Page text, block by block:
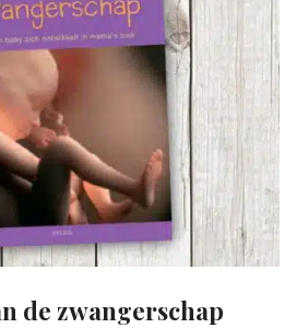
de zwangerschap